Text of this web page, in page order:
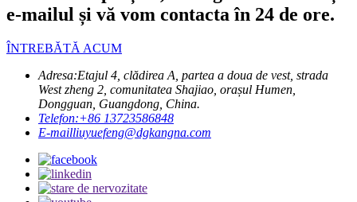
e-mailul și vă vom contacta în 24 de ore.
ÎNTREBĂTĂ ACUM
Adresa:Etajul 4, clădirea A, partea a doua de vest, strada
West zheng 2, comunitatea Shajiao, orașul Humen,
Dongguan, Guangdong, China.
Telefon:+86 13723586848
E-mailliuyuefeng@dgkangna.com